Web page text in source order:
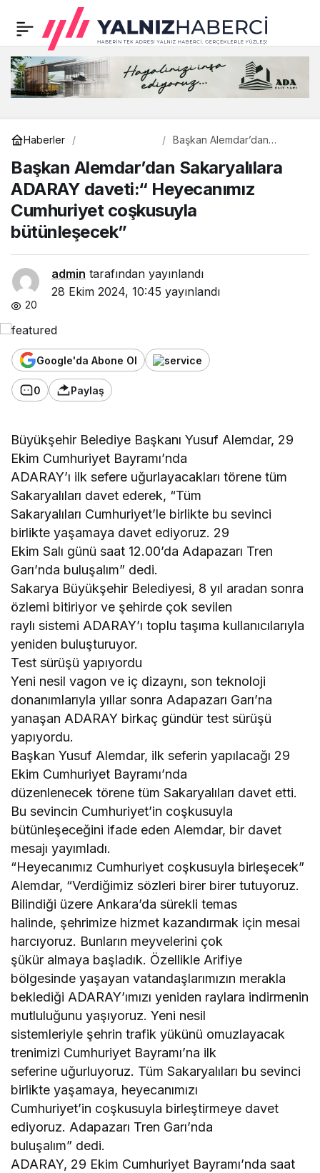
Haberler
Başkan Alemdar’dan
daveti:“ Heyecanımız
Cumhuriyet coşkusuyla
bütünleşecek”
Başkan Alemdar’dan Sakaryalılara
ADARAY daveti:“ Heyecanımız
Cumhuriyet coşkusuyla
bütünleşecek”
admin tarafından yayınlandı
28 Ekim 2024, 10:45 yayınlandı
20
Google'da Abone Ol
0 Paylaş
Büyükşehir Belediye Başkanı Yusuf Alemdar, 29
Ekim Cumhuriyet Bayramı’nda
ADARAY’ı ilk sefere uğurlayacakları törene tüm
Sakaryalıları davet ederek, “Tüm
Sakaryalıları Cumhuriyet’le birlikte bu sevinci
birlikte yaşamaya davet ediyoruz. 29
Ekim Salı günü saat 12.00’da Adapazarı Tren
Garı’nda buluşalım” dedi.
Sakarya Büyükşehir Belediyesi, 8 yıl aradan sonra
özlemi bitiriyor ve şehirde çok sevilen
raylı sistemi ADARAY’ı toplu taşıma kullanıcılarıyla
yeniden buluşturuyor.
Test sürüşü yapıyordu
Yeni nesil vagon ve iç dizaynı, son teknoloji
donanımlarıyla yıllar sonra Adapazarı Garı’na
yanaşan ADARAY birkaç gündür test sürüşü
yapıyordu.
Başkan Yusuf Alemdar, ilk seferin yapılacağı 29
Ekim Cumhuriyet Bayramı’nda
düzenlenecek törene tüm Sakaryalıları davet etti.
Bu sevincin Cumhuriyet’in coşkusuyla
bütünleşeceğini ifade eden Alemdar, bir davet
mesajı yayımladı.
“Heyecanımız Cumhuriyet coşkusuyla birleşecek”
Alemdar, “Verdiğimiz sözleri birer birer tutuyoruz.
Bilindiği üzere Ankara’da sürekli temas
halinde, şehrimize hizmet kazandırmak için mesai
harcıyoruz. Bunların meyvelerini çok
şükür almaya başladık. Özellikle Arifiye
bölgesinde yaşayan vatandaşlarımızın merakla
beklediği ADARAY’ımızı yeniden raylara indirmenin
mutluluğunu yaşıyoruz. Yeni nesil
sistemleriyle şehrin trafik yükünü omuzlayacak
trenimizi Cumhuriyet Bayramı’na ilk
seferine uğurluyoruz. Tüm Sakaryalıları bu sevinci
birlikte yaşamaya, heyecanımızı
Cumhuriyet’in coşkusuyla birleştirmeye davet
ediyoruz. Adapazarı Tren Garı’nda
buluşalım” dedi.
ADARAY, 29 Ekim Cumhuriyet Bayramı’nda saat
Başkan Alemdar’dan
Sakaryalılara ADARAY
daveti:“ Heyecanımız
Cumhuriyet coşkusuyla
bütünleşecek”